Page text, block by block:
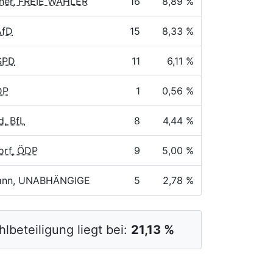
15 8,33 %
11 6,11 %
1 0,56 %
BfL 8 4,44 %
ÖDP 9 5,00 %
UNABHÄNGIGE 5 2,78 %
liegt bei: 21,13 %